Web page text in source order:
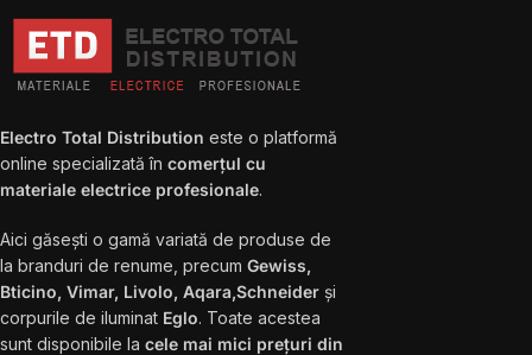
Electro Total Distribution este o platformă
online specializată în comerțul cu
materiale electrice profesionale.
Aici găsești o gamă variată de produse de
la branduri de renume, precum Gewiss,
Bticino, Vimar, Livolo, Aqara,Schneider și
corpurile de iluminat Eglo. Toate acestea
sunt disponibile la cele mai mici prețuri din